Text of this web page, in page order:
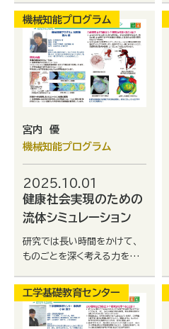
没頭できます！
機械知能プログラム
宮内 優
機械知能プログラム
2025.10.01
健康社会実現のための
流体シミュレーション
研究では長い時間をかけて、
ものごとを深く考える力を養
るチャンスですので、私たちと
一緒に研究を行い、ともに成長
しましょう。
工学基礎教育センター